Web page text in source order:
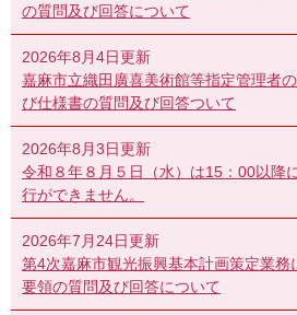
の質問及び回答について
2026年8月4日更新
嘉麻市立織田廣喜美術館等指定管理者
び仕様書の質問及び回答ついて
2026年8月3日更新
令和８年８月５日（水）は15：00以降
行ができません。
2026年7月24日更新
第4次嘉麻市観光振興基本計画策定業務
要領の質問及び回答について